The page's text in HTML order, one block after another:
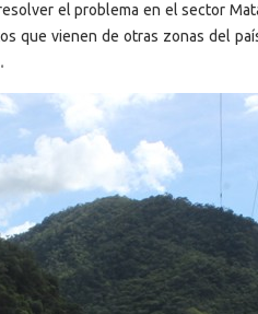
el problema en el sector
que vienen de otras zonas del